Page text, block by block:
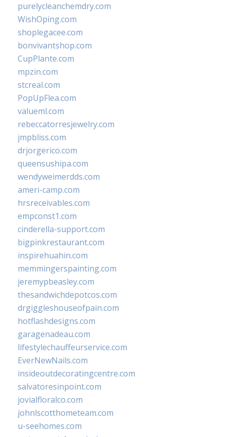
purelycleanchemdry.com
WishOping.com
shoplegacee.com
bonvivantshop.com
CupPlante.com
mpzin.com
stcreal.com
PopUpFlea.com
valueml.com
rebeccatorresjewelry.com
jmpbliss.com
drjorgerico.com
queensushipa.com
wendyweimerdds.com
ameri-camp.com
hrsreceivables.com
empconst1.com
cinderella-support.com
bigpinkrestaurant.com
inspirehuahin.com
memmingerspainting.com
jeremypbeasley.com
thesandwichdepotcos.com
drgiggleshouseofpain.com
hotflashdesigns.com
garagenadeau.com
lifestylechauffeurservice.com
EverNewNails.com
insideoutdecoratingcentre.com
salvatoresinpoint.com
jovialfloralco.com
johnlscotthometeam.com
u-seehomes.com